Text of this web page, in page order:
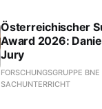
Österreichischer
Award 2026:
Jury
FORSCHUNGSGRUPPE BNE
SACHUNTERRICHT